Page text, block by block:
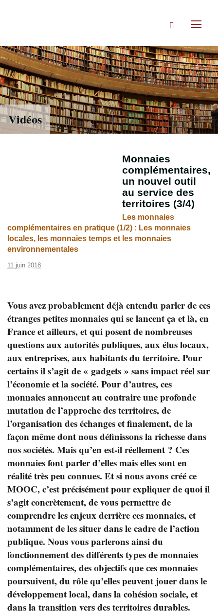
Rechercher
Vidéos
Monnaies
complémentaires,
un nouvel outil
au service des
territoires (3/4)
Les monnaies
complémentaires en pratique (1/2) : Les monnaies
locales, les monnaies temps et les monnaies
environnementales
11 juin 2018
Vous avez probablement déjà entendu parler de ces
étranges petites monnaies qui se lancent ça et là, en
France et ailleurs, et qui posent de nombreuses
questions aux autorités publiques, aux élus locaux,
aux entreprises, aux habitants du territoire. Pour
certains il s’agit de « gadgets » sans impact réel sur
l’économie et la société. Pour d’autres, ces
monnaies annoncent au contraire une profonde
mutation de l’approche des territoires, de
l’organisation des échanges et finalement, de la
façon même dont nous définissons la richesse dans
nos sociétés. Mais qu’en est-il réellement ? Ces
monnaies font parler d’elles mais elles sont en
réalité très peu connues. Et si nous avons créé ce
MOOC, c’est précisément pour expliquer de quoi il
s’agit concrètement, de vous permettre de
comprendre les enjeux derrière ces monnaies, et
notamment de les situer dans le cadre de l’action
publique. Nous vous parlerons ainsi du
fonctionnement des différents types de monnaies
complémentaires, des objectifs que ces monnaies
poursuivent, du rôle qu’elles peuvent jouer dans le
développement local, dans la cohésion sociale, et
dans la transition vers des territoires durables.